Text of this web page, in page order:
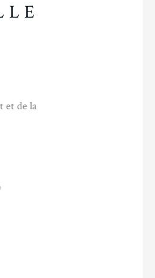
et de la